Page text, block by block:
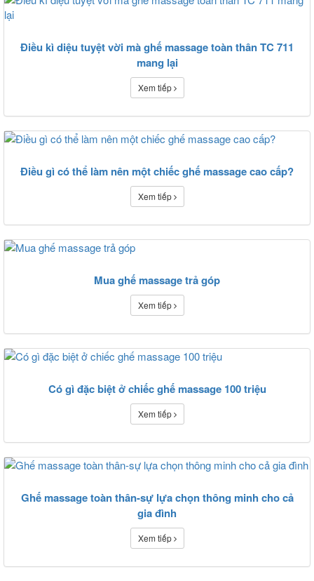
Điều kì diệu tuyệt vời mà ghế massage toàn thân TC 711
mang lại
Xem tiếp
Điều gì có thể làm nên một chiếc ghế massage cao cấp?
Xem tiếp
Mua ghế massage trả góp
Xem tiếp
Có gì đặc biệt ở chiếc ghế massage 100 triệu
Xem tiếp
Ghế massage toàn thân-sự lựa chọn thông minh cho cả
gia đình
Xem tiếp